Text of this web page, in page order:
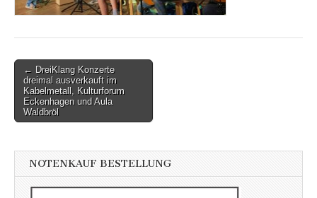
Post
navigation
← DreiKlang Konzerte
dreimal ausverkauft im
Kabelmetall, Kulturforum
Eckenhagen und Aula
Waldbröl
NOTENKAUF BESTELLUNG